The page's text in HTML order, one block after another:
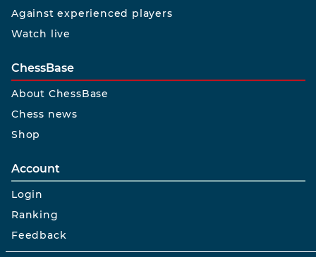
Against experienced players
Watch live
ChessBase
About ChessBase
Chess news
Shop
Account
Login
Ranking
Feedback